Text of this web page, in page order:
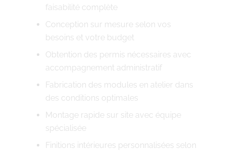
faisabilité complète
Conception sur mesure selon vos
besoins et votre budget
Obtention des permis nécessaires avec
accompagnement administratif
Fabrication des modules en atelier dans
des conditions optimales
Montage rapide sur site avec équipe
spécialisée
Finitions intérieures personnalisées selon